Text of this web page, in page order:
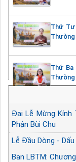
Thứ Tư
Thường
Thứ Ba
Thường
Đại Lễ Mừng Kính
Phận Bùi Chu
Lễ Đầu Dòng -
Ban LBTM: